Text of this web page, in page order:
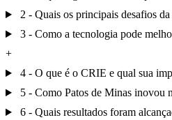
2 - Quais os principais desafios
3 - Como a tecnologia pode
4 - O que é o CRIE e qual sua
5 - Como Patos de Minas inovou
6 - Quais resultados foram